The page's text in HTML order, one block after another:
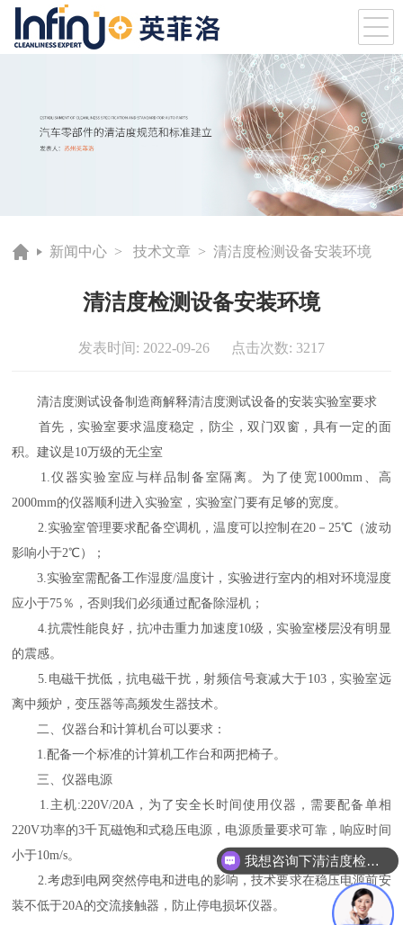
新闻中心 >技术文章 > 清洁度检测设备安装环境
清洁度检测设备安装环境
发表时间: 2022-09-26 点击次数: 3217
清洁度测试设备制造商解释清洁度测试设备的安装实验室要求
首先，实验室要求温度稳定，防尘，双门双窗，具有一定的面
积。建议是10万级的无尘室
1.仪器实验室应与样品制备室隔离。为了使宽1000mm、高
2000mm的仪器顺利进入实验室，实验室门要有足够的宽度。
2.实验室管理要求配备空调机，温度可以控制在20－25℃（波动
影响小于2℃）；
3.实验室需配备工作湿度/温度计，实验进行室内的相对环境湿度
应小于75％，否则我们必须通过配备除湿机；
4.抗震性能良好，抗冲击重力加速度10级，实验室楼层没有明显
的震感。
5.电磁干扰低，抗电磁干扰，射频信号衰减大于103，实验室远
离中频炉，变压器等高频发生器技术。
二、仪器台和计算机台可以要求：
1.配备一个标准的计算机工作台和两把椅子。
三、仪器电源
1.主机:220V/20A，为了安全长时间使用仪器，需要配备单相
220V功率的3千瓦磁饱和式稳压电源，电源质量要求可靠，响应时间
小于10m/s。
2.考虑到电网突然停电和进电的影响，技术要求在稳压电源前安
装不低于20A的交流接触器，防止停电损坏仪器。
我想咨询下清洁度检测设备